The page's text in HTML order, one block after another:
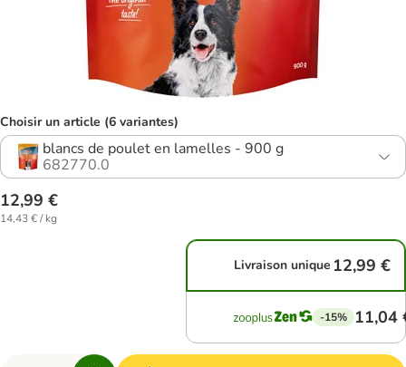
Choisir un article (6 variantes)
blancs de poulet en lamelles - 900 g
682770.0
12,99 €
14,43 € / kg
Livraison unique 12,99 €
-15% 11,04